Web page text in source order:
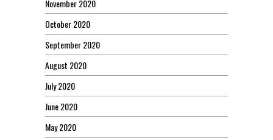
November 2020
October 2020
September 2020
August 2020
July 2020
June 2020
May 2020